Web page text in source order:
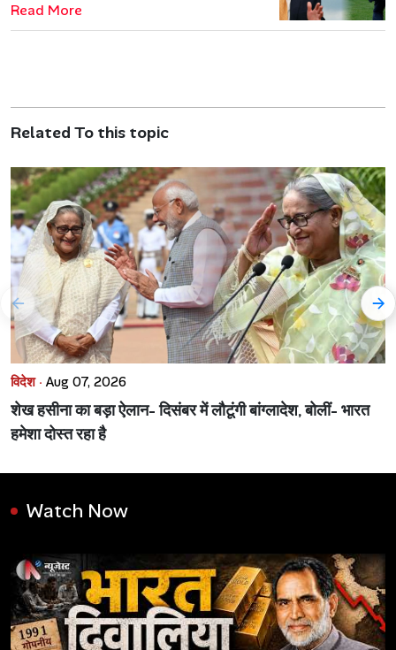
Read More
Related To this topic
विदेश · Aug 07, 2026
शेख हसीना का बड़ा ऐलान- दिसंबर में लौटूंगी बांग्लादेश, बोलीं- भारत
हमेशा दोस्त रहा है
Watch Now